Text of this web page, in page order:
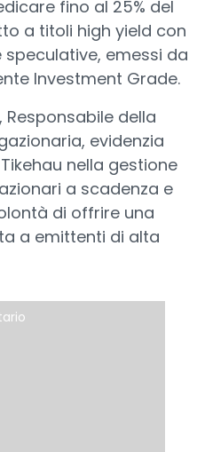
fino al 25% del
a titoli high yield con
emessi da
Investment Grade.
Responsabile della
evidenzia
nella gestione
a scadenza e
di offrire una
a emittenti di alta